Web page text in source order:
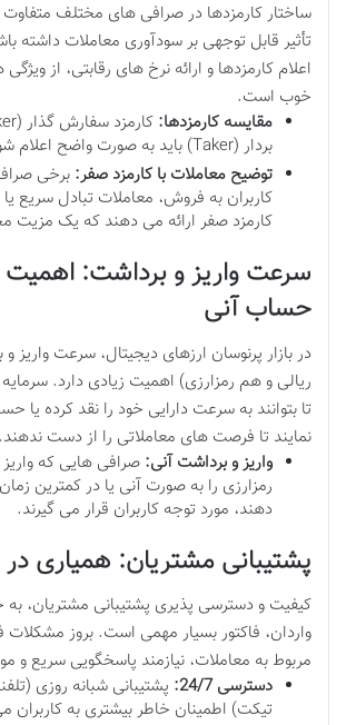
ساختار کارمزدها در صرافی های مختلف
تأثیر قابل توجهی بر سودآوری معاملات داشته
اعلام کارمزدها و ارائه نرخ های رقابتی، از
خوب است.
مقایسه کارمزدها:
بردار (Taker) باید به صورت واضح اعلام شود.
توضیح معاملات با کارمزد صفر: برخی
کاربران به فروش، معاملات تبادل سریع یا
کارمزد صفر ارائه می دهند که یک
سرعت واریز و برداشت:
حساب آنی
در بازار پرنوسان ارزهای دیجیتال، سرعت
ریالی و هم رمزارزی) اهمیت زیادی دارد. سرمایه
تا بتوانند به سرعت دارایی خود را نقد کرده یا
نمایند تا فرصت های معاملاتی را از دست ندهند.
واریز و برداشت آنی: صرافی هایی که
رمزارزی را به صورت آنی یا در کمترین
دهند، مورد توجه کاربران قرار می گیرند.
پشتیبانی مشتریان: همیاری
کیفیت و دسترسی پذیری پشتیبانی مشتریان،
واردان، فاکتور بسیار مهمی است. بروز مشکلات
مربوط به معاملات، نیازمند پاسخگویی سریع و
دسترسی 24/7:
پشتیبانی شبانه روزی
تیکت) اطمینان خاطر بیشتری به کاربران